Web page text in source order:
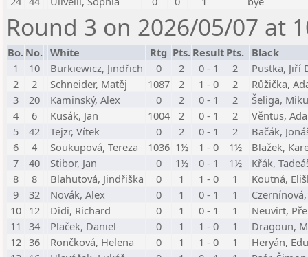
Round 3 on 2026/05/07 at
Bo. No. White Rtg Pts. Result Pts. Black
1
10 Burkiewicz, Jindřich 0 2 0 - 1 2
Pustka, Jiří
2
2 Schneider, Matěj 1087 2 1 - 0 2
Růžička,
3
20 Kaminský, Alex 0 2 0 - 1 2
Šeliga,
4
6 Kusák, Jan 1004 2 0 - 1 2
Věntus,
5
42 Tejzr, Vítek 0 2 0 - 1 2
Bačák,
6
4 Soukupová, Tereza 1036 1½ 1 - 0 1½
Blažek,
7
40 Stibor, Jan 0 1½ 0 - 1 1½
Křák,
8
8 Blahutová, Jindřiška 0 1 1 - 0 1
Koutná,
9
32 Novák, Alex 0 1 0 - 1 1
10 12 Didi, Richard 0 1 0 - 1 1
Neuvirt,
11
34 Plaček, Daniel 0 1 1 - 0 1
Dragoun,
12 36 Rončková, Helena 0 1 1 - 0 1
Heryán,